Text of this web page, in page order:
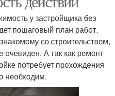
у застройщика без
пошаговый план работ.
со строительством,
А так как ремонт
потребует прохождения
необходим.